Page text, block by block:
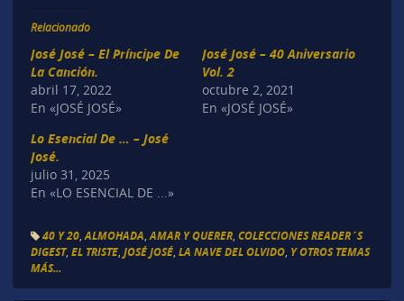
Relacionado
José José – El Príncipe De
La Canción.
abril 17, 2022
En «JOSÉ JOSÉ»
José José – 40 Aniversario
Vol. 2
octubre 2, 2021
En «JOSÉ JOSÉ»
Lo Esencial De … – José
José.
julio 31, 2025
En «LO ESENCIAL DE ...»
40 Y 20, ALMOHADA AMAR Y QUERER, COLECCIONES READER´S
DIGEST, EL TRISTE, JOSÉ JOSÉ, LA NAVE DEL OLVIDO, Y OTROS TEMAS
MÁS...